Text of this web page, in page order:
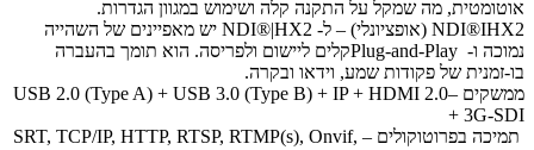
אוטומטית, מה שמקל על התקנה קלה ושימוש במגוון הגדרות.
NDI®IHX2 (אופציונלי) – ל- NDI®|HX2 יש מאפיינים של השהייה
נמוכה ו- Plug-and-Playקלים ליישום ולפריסה. הוא תומך בהעברה
בו-זמנית של פקודות שמע, וידאו ובקרה.
ממשקים –USB 2.0 (Type A) + USB 3.0 (Type B) + IP + HDMI 2.0
+ 3G-SDI
תמיכה בפרוטוקולים – SRT, TCP/IP, HTTP, RTSP, RTMP(s), Onvif,